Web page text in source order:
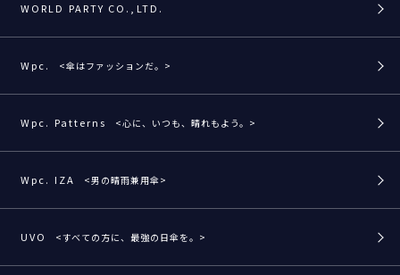
WORLD PARTY CO.,LTD.
Wpc. <傘はファッションだ。>
Wpc. Patterns <心に、いつも、晴れもよう。>
Wpc. IZA <男の晴雨兼用傘>
UVO <すべての方に、最強の日傘を。>